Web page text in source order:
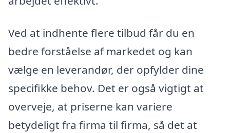
Ved at indhente flere tilbud får du en
bedre forståelse af markedet og kan
vælge en leverandør, der opfylder dine
specifikke behov. Det er også vigtigt at
overveje, at priserne kan variere
betydeligt fra firma til firma, så det at